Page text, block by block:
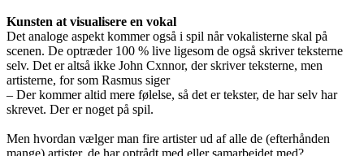
Kunsten at visualisere en vokal
Det analoge aspekt kommer også i spil når vokalisterne skal på
scenen. De optræder 100 % live ligesom de også skriver teksterne
selv. Det er altså ikke John Cxnnor, der skriver teksterne, men
artisterne, for som Rasmus siger
– Der kommer altid mere følelse, så det er tekster, de har selv har
skrevet. Der er noget på spil.
Men hvordan vælger man fire artister ud af alle de (efterhånden
mange) artister, de har optrådt med eller samarbejdet med?